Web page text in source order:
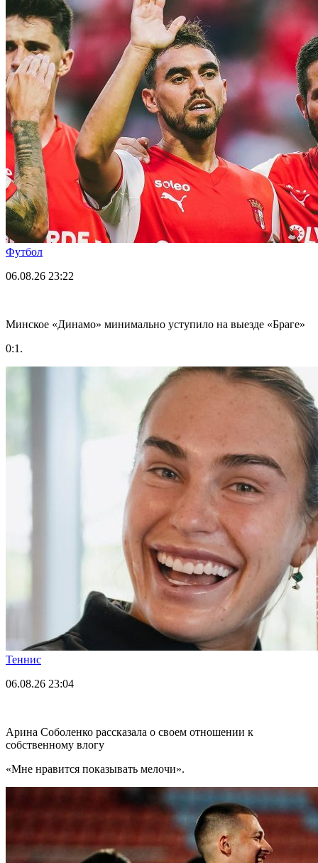
Футбол
06.08.26 23:22
Минское «Динамо» минимально уступило на выезде «Браге»
0:1.
Теннис
06.08.26 23:04
Арина Соболенко рассказала о своем отношении к
собственному влогу
«Мне нравится показывать мелочи».